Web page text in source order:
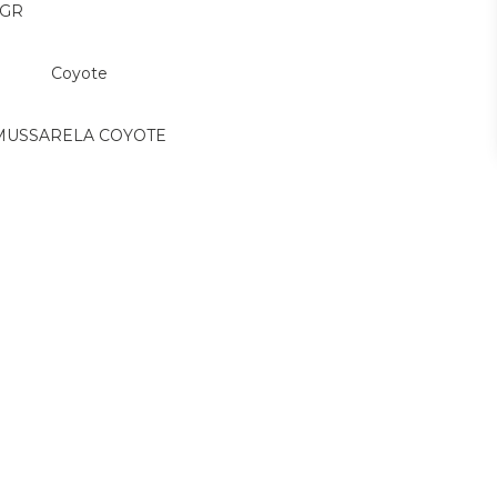
Coyote
MUSSARELA COYOTE